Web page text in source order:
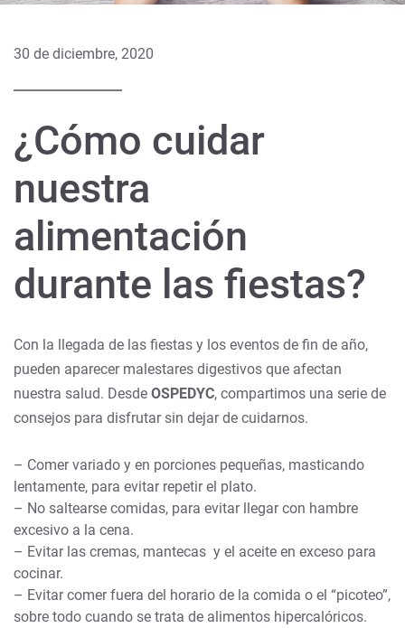
30 de diciembre, 2020
¿Cómo cuidar
nuestra
alimentación
durante las fiestas?
Con la llegada de las fiestas y los eventos de fin de año,
pueden aparecer malestares digestivos que afectan
nuestra salud. Desde OSPEDYC, compartimos una serie de
consejos para disfrutar sin dejar de cuidarnos.
– Comer variado y en porciones pequeñas, masticando
lentamente, para evitar repetir el plato.
– No saltearse comidas, para evitar llegar con hambre
excesivo a la cena.
– Evitar las cremas, mantecas y el aceite en exceso para
cocinar.
– Evitar comer fuera del horario de la comida o el “picoteo”,
sobre todo cuando se trata de alimentos hipercalóricos.